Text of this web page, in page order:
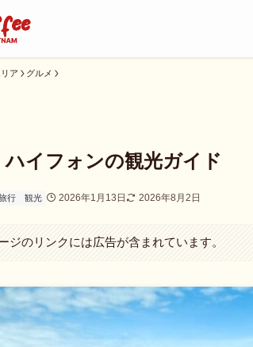
ア グルメ
ハイフォンの観光ガイド
行 観光 2026年1月13日 2026年8月2日
ジのリンクには広告が含まれています。